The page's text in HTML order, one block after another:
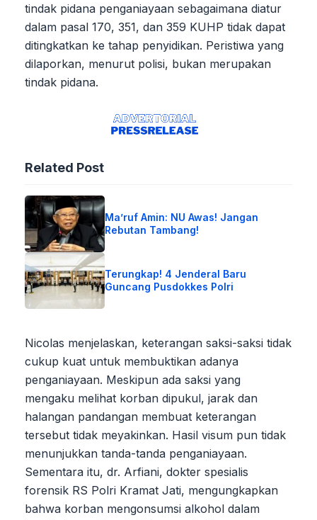
tindak pidana penganiayaan sebagaimana diatur
dalam pasal 170, 351, dan 359 KUHP tidak dapat
ditingkatkan ke tahap penyidikan. Peristiwa yang
dilaporkan, menurut polisi, bukan merupakan
tindak pidana.
Related Post
Ma’ruf Amin: NU Awas! Jangan
Rebutan Tambang!
Terungkap! 4 Jenderal Baru
Guncang Pusdokkes Polri
Nicolas menjelaskan, keterangan saksi-saksi tidak
cukup kuat untuk membuktikan adanya
penganiayaan. Meskipun ada saksi yang
mengaku melihat korban dipukul, jarak dan
halangan pandangan membuat keterangan
tersebut tidak meyakinkan. Hasil visum pun tidak
menunjukkan tanda-tanda penganiayaan.
Sementara itu, dr. Arfiani, dokter spesialis
forensik RS Polri Kramat Jati, mengungkapkan
bahwa korban mengonsumsi alkohol dalam